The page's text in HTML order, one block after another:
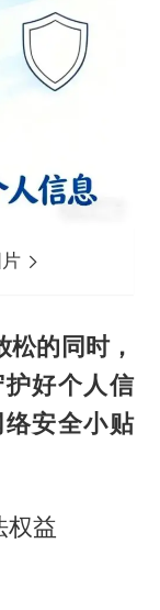
的同时，
好个人信
安全小贴
权益